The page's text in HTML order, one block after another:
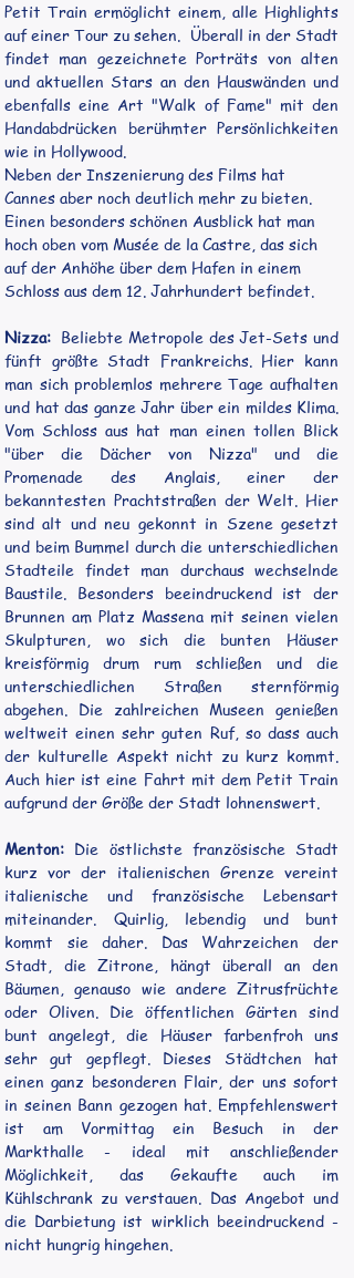
Petit Train ermöglicht einem, alle Highlights
auf einer Tour zu sehen.  Überall in der Stadt
findet man gezeichnete Porträts von alten
und aktuellen Stars an den Hauswänden und
ebenfalls eine Art "Walk of Fame" mit den
Handabdrücken berühmter Persönlichkeiten
wie in Hollywood.
Neben der Inszenierung des Films hat
Cannes aber noch deutlich mehr zu bieten.
Einen besonders schönen Ausblick hat man
hoch oben vom Musée de la Castre, das sich
auf der Anhöhe über dem Hafen in einem
Schloss aus dem 12. Jahrhundert befindet.
Nizza:
  Beliebte Metropole des Jet-Sets und
fünft größte Stadt Frankreichs. Hier kann
man sich problemlos mehrere Tage aufhalten
und hat das ganze Jahr über ein mildes Klima.
Vom Schloss aus hat man einen tollen Blick
"über die Dächer von Nizza" und die
Promenade des Anglais, einer der
bekanntesten Prachtstraßen der Welt. Hier
sind alt und neu gekonnt in Szene gesetzt
und beim Bummel durch die unterschiedlichen
Stadteile findet man durchaus wechselnde
Baustile. Besonders beeindruckend ist der
Brunnen am Platz Massena mit seinen vielen
Skulpturen, wo sich die bunten Häuser
kreisförmig drum rum schließen und die
unterschiedlichen Straßen sternförmig
abgehen. Die zahlreichen Museen genießen
weltweit einen sehr guten Ruf, so dass auch
der kulturelle Aspekt nicht zu kurz kommt.
Auch hier ist eine Fahrt mit dem Petit Train
aufgrund der Größe der Stadt lohnenswert.
Menton: Die östlichste französische Stadt
kurz vor der italienischen Grenze vereint
italienische und französische Lebensart
miteinander. Quirlig, lebendig und bunt
kommt sie daher. Das Wahrzeichen der
Stadt, die Zitrone, hängt überall an den
Bäumen, genauso wie andere Zitrusfrüchte
oder Oliven. Die öffentlichen Gärten sind
bunt angelegt, die Häuser farbenfroh uns
sehr gut gepflegt. Dieses Städtchen hat
einen ganz besonderen Flair, der uns sofort
in seinen Bann gezogen hat. Empfehlenswert
ist am Vormittag ein Besuch in der
Markthalle - ideal mit anschließender
Möglichkeit, das Gekaufte auch im
Kühlschrank zu verstauen. Das Angebot und
die Darbietung ist wirklich beeindruckend -
nicht hungrig hingehen.